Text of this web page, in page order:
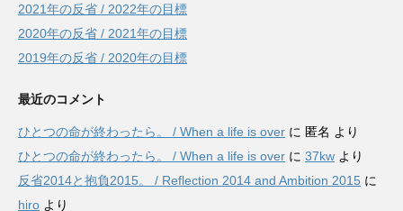
2021年の反省 / 2022年の目標
2020年の反省 / 2021年の目標
2019年の反省 / 2020年の目標
最近のコメント
ひとつの命が終わったら。 / When a life is over に 匿名 より
ひとつの命が終わったら。 / When a life is over に 37kw より
反省2014と抱負2015。 / Reflection 2014 and Ambition 2015 に
hiro より